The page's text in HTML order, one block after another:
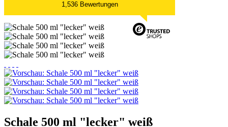
1,536 Bewertungen
Schale 500 ml "lecker" weiß